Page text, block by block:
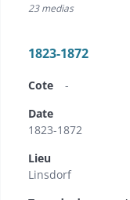
23 medias
1823-1872
Cote
-
Date
1823-1872
Lieu
Linsdorf